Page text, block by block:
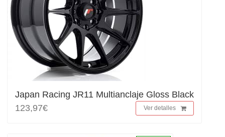
Japan Racing JR11 Multianclaje Gloss Black
123,97€
Ver detalles